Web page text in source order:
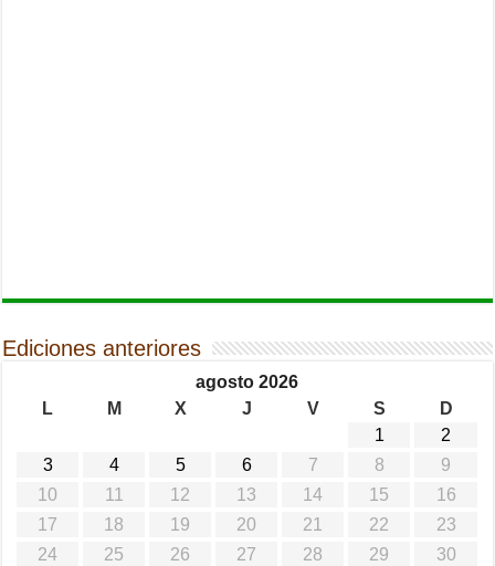
Ediciones anteriores
agosto 2026
L
M X J V S
D
1
2
3
4 5 6 7 8
9
10
11 12 13 14 15
16
17
18 19 20 21 22
23
24
25 26 27 28 29
30